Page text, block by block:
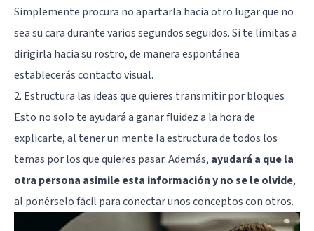
Simplemente procura no apartarla hacia otro lugar que no
sea su cara durante varios segundos seguidos. Si te limitas a
dirigirla hacia su rostro, de manera espontánea
establecerás contacto visual.
2. Estructura las ideas que quieres transmitir por bloques
Esto no solo te ayudará a ganar fluidez a la hora de
explicarte, al tener un mente la estructura de todos los
temas por los que quieres pasar. Además, ayudará a que la
otra persona asimile esta información y no se le olvide,
al ponérselo fácil para conectar unos conceptos con otros.